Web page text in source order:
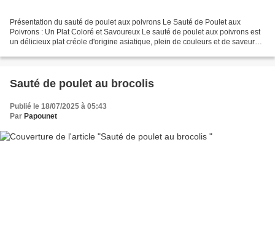
Présentation du sauté de poulet aux poivrons Le Sauté de Poulet aux
Poivrons : Un Plat Coloré et Savoureux Le sauté de poulet aux poivrons est
un délicieux plat créole d'origine asiatique, plein de couleurs et de saveurs,
Sauté de poulet au brocolis
Publié le 18/07/2025 à 05:43
Par Papounet